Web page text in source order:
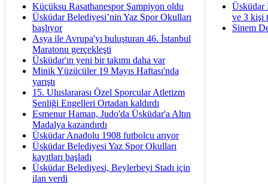
Küçüksu Rasathanespor Şampiyon oldu
Üsküdar Belediyesi’nin Yaz Spor Okulları
başlıyor
Asya ile Avrupa'yı buluşturan 46. İstanbul
Maratonu gerçekleşti
Üsküdar'ın yeni bir takımı daha var
Minik Yüzücüler 19 Mayıs Haftası'nda
yarıştı
15. Uluslararası Özel Sporcular Atletizm
Şenliği Engelleri Ortadan kaldırdı
Esmenur Haman, Judo'da Üsküdar'a Altın
Madalya kazandırdı
Üsküdar Anadolu 1908 futbolcu arıyor
Üsküdar Belediyesi Yaz Spor Okulları
kayıtları başladı
Üsküdar Belediyesi, Beylerbeyi Stadı için
ilan verdi
Üsküdar
ve 3 kişi
Sinem